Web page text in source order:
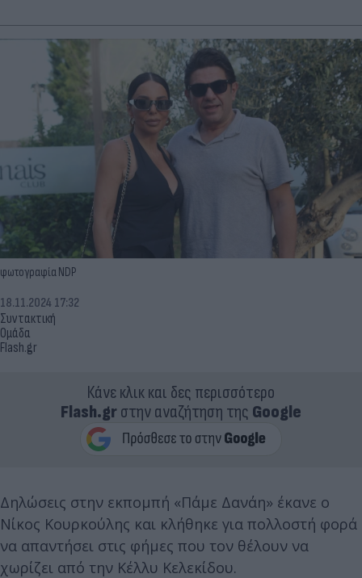
φωτογραφία NDP
Συντακτική
Ομάδα
Flash.gr
18.11.2024 17:32
Κάνε κλικ και δες περισσότερο
Flash.grστην αναζήτηση της Google
Δηλώσεις στην εκπομπή «Πάμε Δανάη» έκανε ο
Νίκος Κουρκούλης και κλήθηκε για πολλοστή φορά
να απαντήσει στις φήμες που τον θέλουν να
χωρίζει από την Κέλλυ Κελεκίδου.